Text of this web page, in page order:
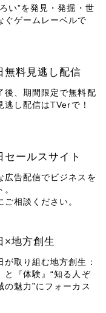
い”を発見・発掘・世
ぐゲームレーベルで
無料見逃し配信
後、期間限定で無料配
逃し配信はTVerで！
セールスサイト
広告配信でビジネスを
ご相談ください。
×地方創生
が取り組む地方創生：
と『体験』“知る人ぞ
の魅力”にフォーカス